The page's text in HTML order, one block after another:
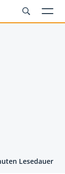
Lesedauer